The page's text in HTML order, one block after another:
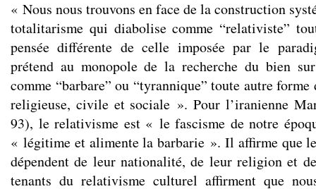
« Nous nous trouvons en face de la construction
totalitarisme qui diabolise comme “relativiste”
pensée différente de celle imposée par le
prétend au monopole de la recherche du bien
comme “barbare” ou “tyrannique” toute autre
religieuse, civile et sociale ». Pour l’iranienne
93), le relativisme est « le fascisme de notre
« légitime et alimente la barbarie ». Il affirme que
dépendent de leur nationalité, de leur religion et
tenants du relativisme culturel affirment que